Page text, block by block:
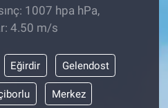
1007 hpa hPa,
4.50 m/s
Eğirdir Gelendost
Merkez